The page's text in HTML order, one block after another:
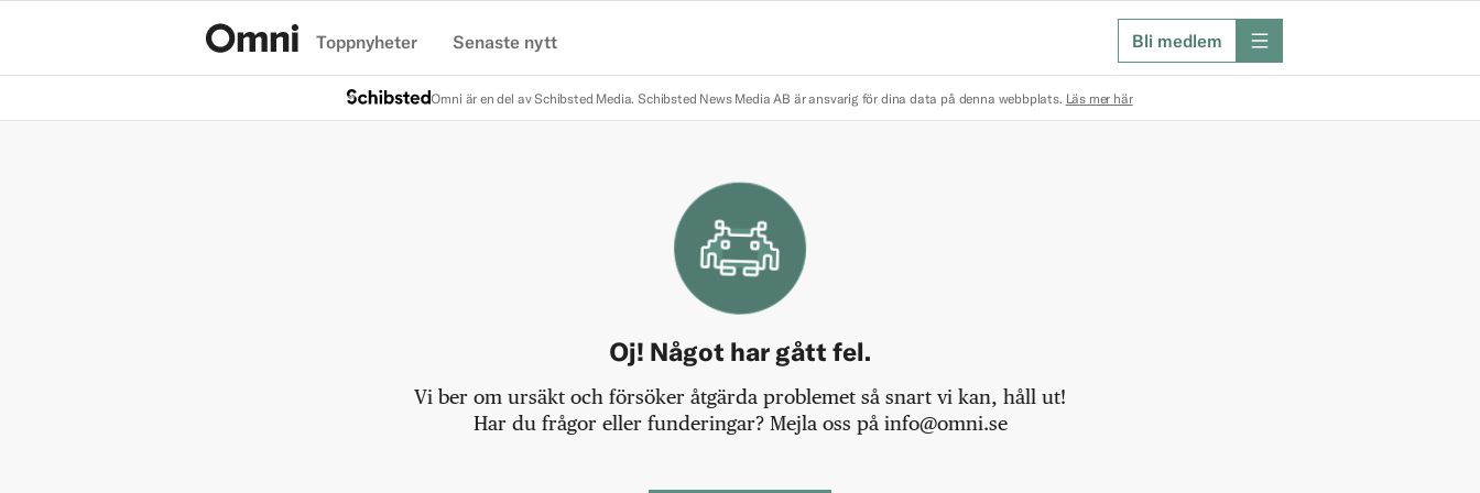
Toppnyheter Senaste nytt Bli medlem meny
Omni är en del av Schibsted Media. Schibsted News Media AB är ansvarig för dina data på denna webbplats. Läs mer här
Oj! Något har gått fel.
Vi ber om ursäkt och försöker åtgärda problemet så snart vi kan, håll ut!
Har du frågor eller funderingar? Mejla oss på info@omni.se